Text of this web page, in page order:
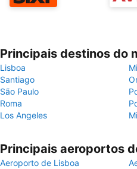
Principais destinos do
Lisboa
Santiago
São Paulo
Roma
Los Angeles
Principais aeroportos
Aeroporto de Lisboa